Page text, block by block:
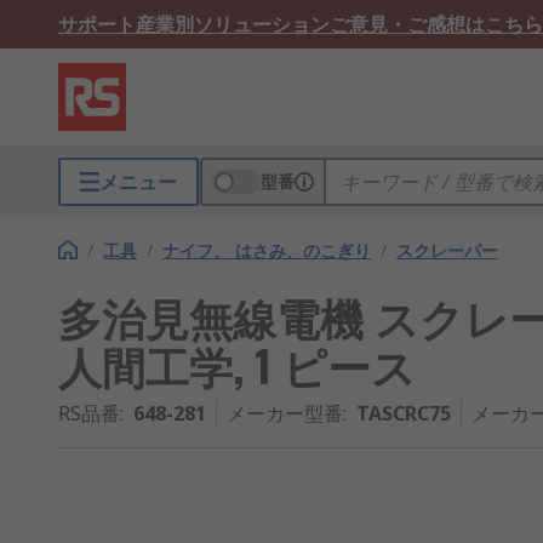
サポート産業別ソリューションご意見・ご感想はこちら
メニュー 型番
/ 工具 / ナイフ、 はさみ、のこぎり / スクレーパー
多治見無線電機 スクレ
人間工学, 1 ピース
RS品番: 648-281 メーカー型番: TASCRC75 メーカ